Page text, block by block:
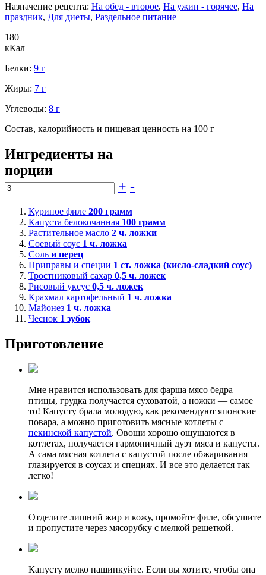
Назначение рецепта: На обед - второе, На ужин - горячее, На
праздник, Для диеты, Раздельное питание
180
кКал
Белки: 9 г
Жиры: 7 г
Углеводы: 8 г
Состав, калорийность и пищевая ценность на 100 г
Ингредиенты на
порции
+ -
Куриное филе 200 грамм
Капуста белокочанная 100 грамм
Растительное масло 2 ч. ложки
Соевый соус 1 ч. ложка
Соль и перец
Приправы и специи 1 ст. ложка (кисло-сладкий соус)
Тростниковый сахар 0,5 ч. ложек
Рисовый уксус 0,5 ч. ложек
Крахмал картофельный 1 ч. ложка
Майонез 1 ч. ложка
Чеснок 1 зубок
Приготовление
Мне нравится использовать для фарша мясо бедра
птицы, грудка получается суховатой, а ножки — самое
то! Капусту брала молодую, как рекомендуют японские
повара, а можно приготовить мясные котлеты с
пекинской капустой. Овощи хорошо ощущаются в
котлетах, получается гармоничный дуэт мяса и капусты.
А сама мясная котлета с капустой после обжаривания
глазируется в соусах и специях. И все это делается так
легко!
Отделите лишний жир и кожу, промойте филе, обсушите
и пропустите через мясорубку с мелкой решеткой.
Капусту мелко нашинкуйте. Если вы хотите, чтобы она